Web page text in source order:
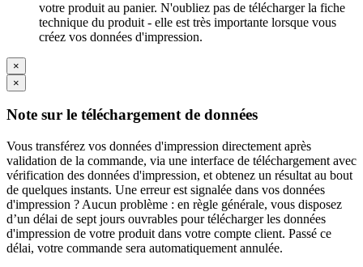
votre produit au panier. N'oubliez pas de télécharger la fiche
technique du produit - elle est très importante lorsque vous
créez vos données d'impression.
×
×
Note sur le téléchargement de données
Vous transférez vos données d'impression directement après
validation de la commande, via une interface de téléchargement avec
vérification des données d'impression, et obtenez un résultat au bout
de quelques instants. Une erreur est signalée dans vos données
d'impression ? Aucun problème : en règle générale, vous disposez
d’un délai de sept jours ouvrables pour télécharger les données
d'impression de votre produit dans votre compte client. Passé ce
délai, votre commande sera automatiquement annulée.